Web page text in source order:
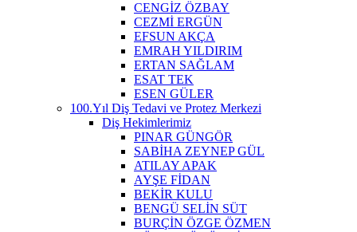
CENGİZ ÖZBAY
CEZMİ ERGÜN
EFSUN AKÇA
EMRAH YILDIRIM
ERTAN SAĞLAM
ESAT TEK
ESEN GÜLER
100.Yıl Diş Tedavi ve Protez Merkezi
Diş Hekimlerimiz
PINAR GÜNGÖR
SABİHA ZEYNEP GÜL
ATILAY APAK
AYŞE FİDAN
BEKİR KULU
BENGÜ SELİN SÜT
BURÇİN ÖZGE ÖZMEN